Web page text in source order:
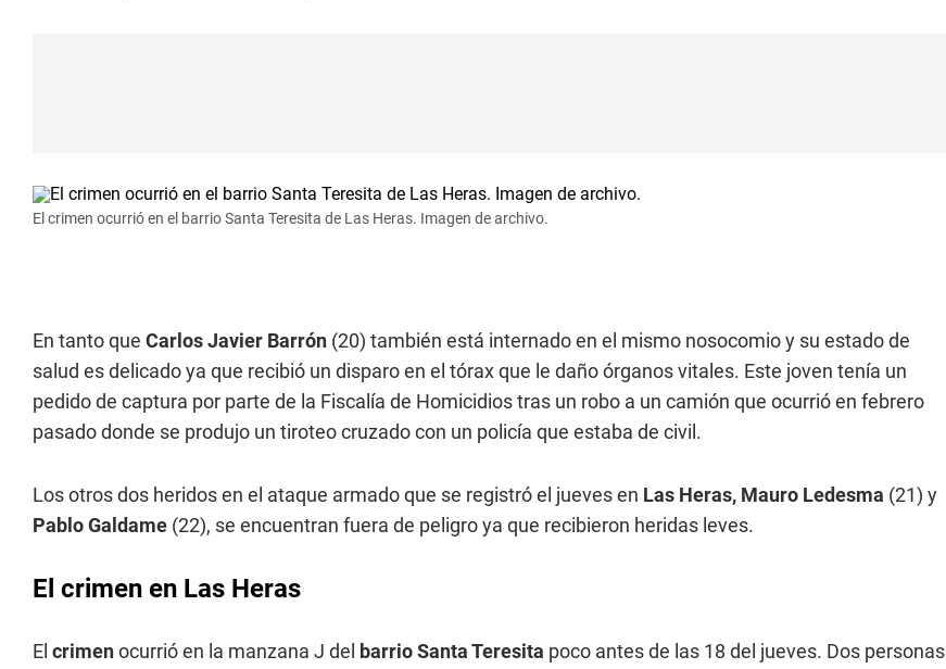
El crimen ocurrió en el barrio Santa Teresita de Las Heras. Imagen de archivo.
En tanto que Carlos Javier Barrón (20) también está internado en el mismo nosocomio y su estado de
salud es delicado ya que recibió un disparo en el tórax que le daño órganos vitales. Este joven tenía un
pedido de captura por parte de la Fiscalía de Homicidios tras un robo a un camión que ocurrió en febrero
pasado donde se produjo un tiroteo cruzado con un policía que estaba de civil.
Los otros dos heridos en el ataque armado que se registró el jueves en Las Heras, Mauro Ledesma (21) y
Pablo Galdame (22), se encuentran fuera de peligro ya que recibieron heridas leves.
El crimen en Las Heras
El crimenocurrió en la manzana J del barrio Santa Teresita poco antes de las 18 del jueves. Dos personas